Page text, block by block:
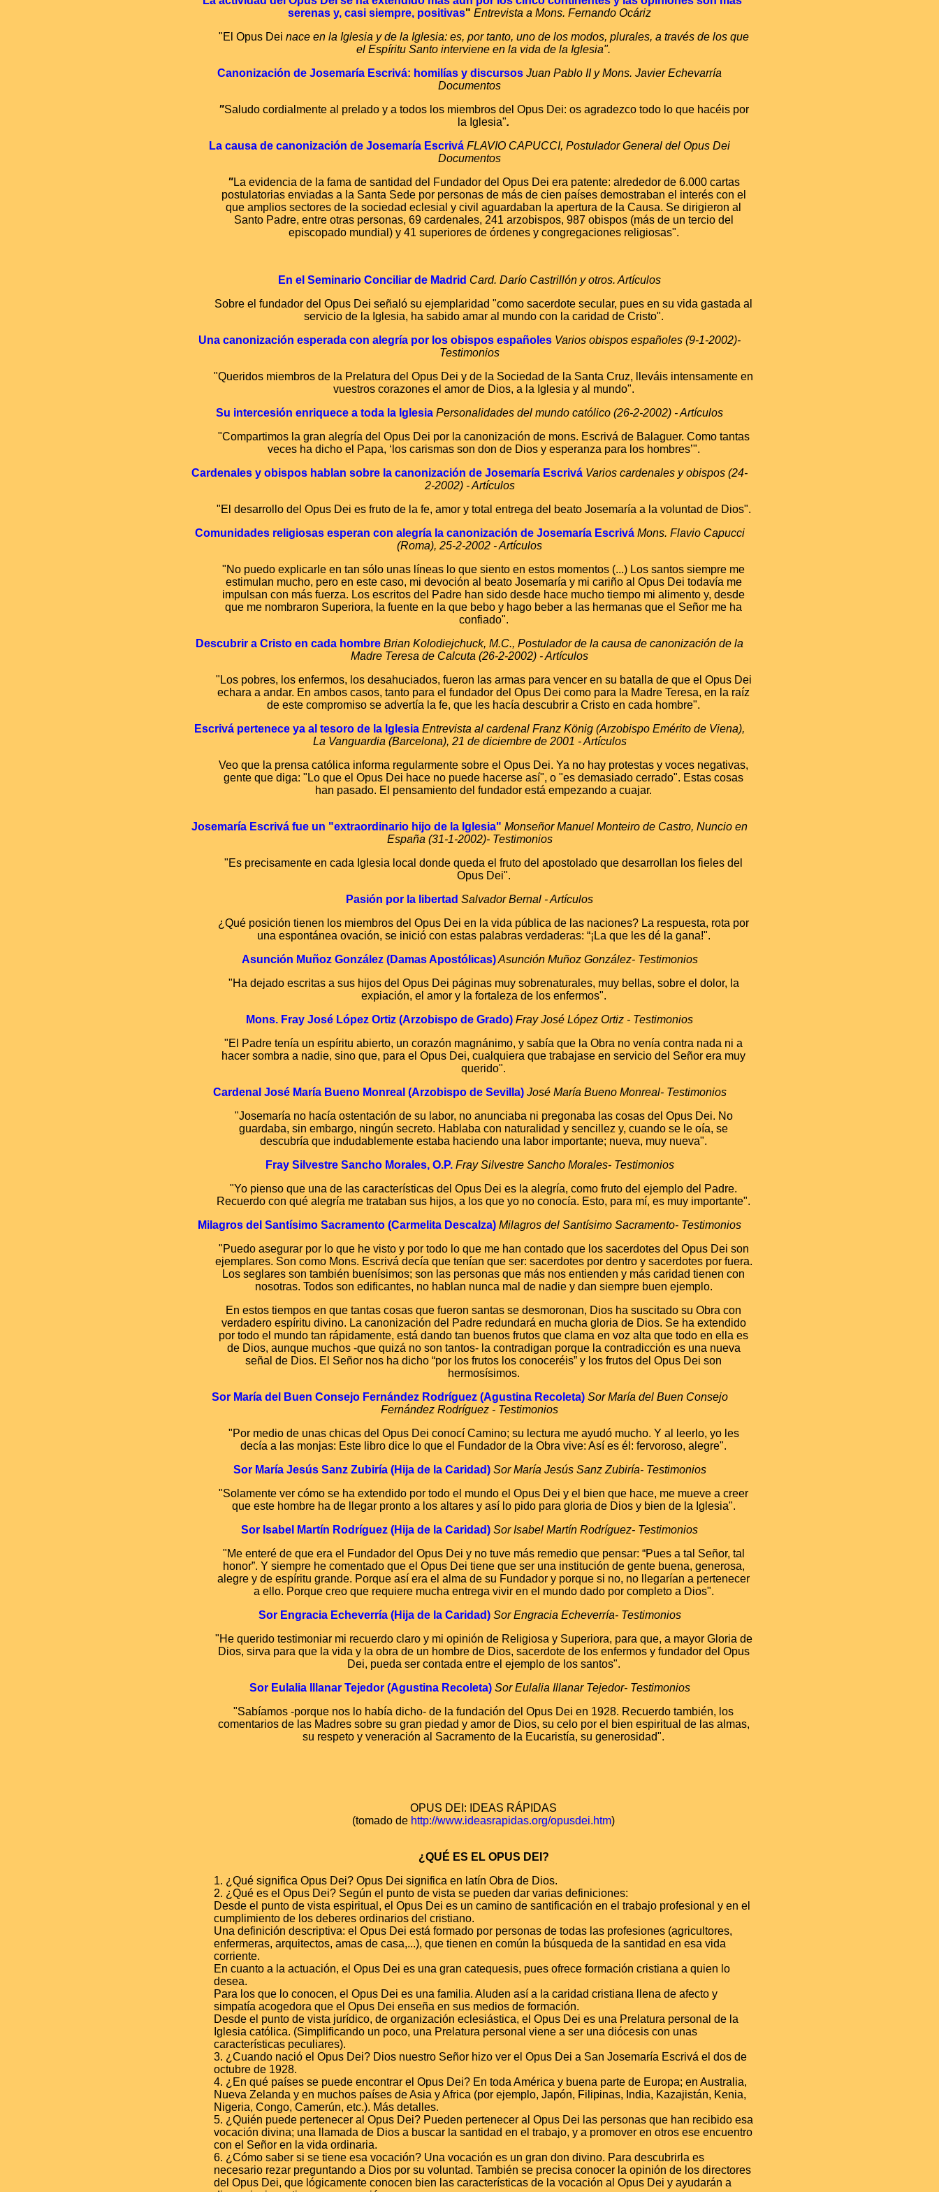
serenas y, casi siempre, positivas" Entrevista a Mons. Fernando Ocáriz
"El Opus Dei nace en la Iglesia y de la Iglesia: es, por tanto, uno de los modos, plurales, a través de los que
el Espíritu Santo interviene en la vida de la Iglesia".
Canonización de Josemaría Escrivá: homilías y discursos Juan Pablo II y Mons. Javier Echevarría
Documentos
"Saludo cordialmente al prelado y a todos los miembros del Opus Dei: os agradezco todo lo que hacéis por
la Iglesia".
La causa de canonización de Josemaría Escrivá FLAVIO CAPUCCI, Postulador General del Opus Dei
Documentos
"La evidencia de la fama de santidad del Fundador del Opus Dei era patente: alrededor de 6.000 cartas
postulatorias enviadas a la Santa Sede por personas de más de cien países demostraban el interés con el
que amplios sectores de la sociedad eclesial y civil aguardaban la apertura de la Causa. Se dirigieron al
Santo Padre, entre otras personas, 69 cardenales, 241 arzobispos, 987 obispos (más de un tercio del
episcopado mundial) y 41 superiores de órdenes y congregaciones religiosas".
En el Seminario Conciliar de Madrid Card. Darío Castrillón y otros. Artículos
Sobre el fundador del Opus Dei señaló su ejemplaridad "como sacerdote secular, pues en su vida gastada al
servicio de la Iglesia, ha sabido amar al mundo con la caridad de Cristo".
Una canonización esperada con alegría por los obispos españoles Varios obispos españoles (9-1-2002)-
Testimonios
"Queridos miembros de la Prelatura del Opus Dei y de la Sociedad de la Santa Cruz, lleváis intensamente en
vuestros corazones el amor de Dios, a la Iglesia y al mundo".
Su intercesión enriquece a toda la Iglesia Personalidades del mundo católico (26-2-2002) - Artículos
"Compartimos la gran alegría del Opus Dei por la canonización de mons. Escrivá de Balaguer. Como tantas
veces ha dicho el Papa, ‘los carismas son don de Dios y esperanza para los hombres’".
Cardenales y obispos hablan sobre la canonización de Josemaría Escrivá Varios cardenales y obispos (24-
2-2002) - Artículos
"El desarrollo del Opus Dei es fruto de la fe, amor y total entrega del beato Josemaría a la voluntad de Dios".
Comunidades religiosas esperan con alegría la canonización de Josemaría EscriváMons. Flavio Capucci
(Roma), 25-2-2002 - Artículos
"No puedo explicarle en tan sólo unas líneas lo que siento en estos momentos (...) Los santos siempre me
estimulan mucho, pero en este caso, mi devoción al beato Josemaría y mi cariño al Opus Dei todavía me
impulsan con más fuerza. Los escritos del Padre han sido desde hace mucho tiempo mi alimento y, desde
que me nombraron Superiora, la fuente en la que bebo y hago beber a las hermanas que el Señor me ha
confiado".
Descubrir a Cristo en cada hombre Brian Kolodiejchuck, M.C., Postulador de la causa de canonización de la
Madre Teresa de Calcuta (26-2-2002) - Artículos
"Los pobres, los enfermos, los desahuciados, fueron las armas para vencer en su batalla de que el Opus Dei
echara a andar. En ambos casos, tanto para el fundador del Opus Dei como para la Madre Teresa, en la raíz
de este compromiso se advertía la fe, que les hacía descubrir a Cristo en cada hombre".
Escrivá pertenece ya al tesoro de la Iglesia Entrevista al cardenal Franz König (Arzobispo Emérito de Viena),
La Vanguardia (Barcelona), 21 de diciembre de 2001 - Artículos
Veo que la prensa católica informa regularmente sobre el Opus Dei. Ya no hay protestas y voces negativas,
gente que diga: "Lo que el Opus Dei hace no puede hacerse así", o "es demasiado cerrado". Estas cosas
han pasado. El pensamiento del fundador está empezando a cuajar.
Josemaría Escrivá fue un "extraordinario hijo de la Iglesia" Monseñor Manuel Monteiro de Castro, Nuncio en
España (31-1-2002)- Testimonios
"Es precisamente en cada Iglesia local donde queda el fruto del apostolado que desarrollan los fieles del
Opus Dei".
Pasión por la libertad Salvador Bernal - Artículos
¿Qué posición tienen los miembros del Opus Dei en la vida pública de las naciones? La respuesta, rota por
una espontánea ovación, se inició con estas palabras verdaderas: “¡La que les dé la gana!".
Asunción Muñoz González (Damas Apostólicas)Asunción Muñoz González- Testimonios
"Ha dejado escritas a sus hijos del Opus Dei páginas muy sobrenaturales, muy bellas, sobre el dolor, la
expiación, el amor y la fortaleza de los enfermos".
Mons. Fray José López Ortiz (Arzobispo de Grado) Fray José López Ortiz - Testimonios
"El Padre tenía un espíritu abierto, un corazón magnánimo, y sabía que la Obra no venía contra nada ni a
hacer sombra a nadie, sino que, para el Opus Dei, cualquiera que trabajase en servicio del Señor era muy
querido".
Cardenal José María Bueno Monreal (Arzobispo de Sevilla)José María Bueno Monreal- Testimonios
"Josemaría no hacía ostentación de su labor, no anunciaba ni pregonaba las cosas del Opus Dei. No
guardaba, sin embargo, ningún secreto. Hablaba con naturalidad y sencillez y, cuando se le oía, se
descubría que indudablemente estaba haciendo una labor importante; nueva, muy nueva".
Fray Silvestre Sancho Morales, O.P.Fray Silvestre Sancho Morales- Testimonios
"Yo pienso que una de las características del Opus Dei es la alegría, como fruto del ejemplo del Padre.
Recuerdo con qué alegría me trataban sus hijos, a los que yo no conocía. Esto, para mí, es muy importante".
Milagros del Santísimo Sacramento (Carmelita Descalza) Milagros del Santísimo Sacramento- Testimonios
"Puedo asegurar por lo que he visto y por todo lo que me han contado que los sacerdotes del Opus Dei son
ejemplares. Son como Mons. Escrivá decía que tenían que ser: sacerdotes por dentro y sacerdotes por fuera.
Los seglares son también buenísimos; son las personas que más nos entienden y más caridad tienen con
nosotras. Todos son edificantes, no hablan nunca mal de nadie y dan siempre buen ejemplo.
En estos tiempos en que tantas cosas que fueron santas se desmoronan, Dios ha suscitado su Obra con
verdadero espíritu divino. La canonización del Padre redundará en mucha gloria de Dios. Se ha extendido
por todo el mundo tan rápidamente, está dando tan buenos frutos que clama en voz alta que todo en ella es
de Dios, aunque muchos -que quizá no son tantos- la contradigan porque la contradicción es una nueva
señal de Dios. El Señor nos ha dicho “por los frutos los conoceréis” y los frutos del Opus Dei son
hermosísimos.
Sor María del Buen Consejo Fernández Rodríguez (Agustina Recoleta)Sor María del Buen Consejo
Fernández Rodríguez - Testimonios
"Por medio de unas chicas del Opus Dei conocí Camino; su lectura me ayudó mucho. Y al leerlo, yo les
decía a las monjas: Este libro dice lo que el Fundador de la Obra vive: Así es él: fervoroso, alegre".
Sor María Jesús Sanz Zubiría (Hija de la Caridad)Sor María Jesús Sanz Zubiría- Testimonios
"Solamente ver cómo se ha extendido por todo el mundo el Opus Dei y el bien que hace, me mueve a creer
que este hombre ha de llegar pronto a los altares y así lo pido para gloria de Dios y bien de la Iglesia".
Sor Isabel Martín Rodríguez (Hija de la Caridad) Sor Isabel Martín Rodríguez- Testimonios
"Me enteré de que era el Fundador del Opus Dei y no tuve más remedio que pensar: “Pues a tal Señor, tal
honor”. Y siempre he comentado que el Opus Dei tiene que ser una institución de gente buena, generosa,
alegre y de espíritu grande. Porque así era el alma de su Fundador y porque si no, no llegarían a pertenecer
a ello. Porque creo que requiere mucha entrega vivir en el mundo dado por completo a Dios".
Sor Engracia Echeverría (Hija de la Caridad)Sor Engracia Echeverría- Testimonios
"He querido testimoniar mi recuerdo claro y mi opinión de Religiosa y Superiora, para que, a mayor Gloria de
Dios, sirva para que la vida y la obra de un hombre de Dios, sacerdote de los enfermos y fundador del Opus
Dei, pueda ser contada entre el ejemplo de los santos".
Sor Eulalia Illanar Tejedor (Agustina Recoleta)Sor Eulalia Illanar Tejedor- Testimonios
"Sabíamos -porque nos lo había dicho- de la fundación del Opus Dei en 1928. Recuerdo también, los
comentarios de las Madres sobre su gran piedad y amor de Dios, su celo por el bien espiritual de las almas,
su respeto y veneración al Sacramento de la Eucaristía, su generosidad".
OPUS DEI: IDEAS RÁPIDAS
(tomado de http://www.ideasrapidas.org/opusdei.htm)
¿QUÉ ES EL OPUS DEI?
1. ¿Qué significa Opus Dei? Opus Dei significa en latín Obra de Dios.
2. ¿Qué es el Opus Dei? Según el punto de vista se pueden dar varias definiciones:
Desde el punto de vista espiritual, el Opus Dei es un camino de santificación en el trabajo profesional y en el
cumplimiento de los deberes ordinarios del cristiano.
Una definición descriptiva: el Opus Dei está formado por personas de todas las profesiones (agricultores,
enfermeras, arquitectos, amas de casa,...), que tienen en común la búsqueda de la santidad en esa vida
corriente.
En cuanto a la actuación, el Opus Dei es una gran catequesis, pues ofrece formación cristiana a quien lo
desea.
Para los que lo conocen, el Opus Dei es una familia. Aluden así a la caridad cristiana llena de afecto y
simpatía acogedora que el Opus Dei enseña en sus medios de formación.
Desde el punto de vista jurídico, de organización eclesiástica, el Opus Dei es una Prelatura personal de la
Iglesia católica. (Simplificando un poco, una Prelatura personal viene a ser una diócesis con unas
características peculiares).
3. ¿Cuando nació el Opus Dei? Dios nuestro Señor hizo ver el Opus Dei a San Josemaría Escrivá el dos de
octubre de 1928.
4. ¿En qué países se puede encontrar el Opus Dei? En toda América y buena parte de Europa; en Australia,
Nueva Zelanda y en muchos países de Asia y Africa (por ejemplo, Japón, Filipinas, India, Kazajistán, Kenia,
Nigeria, Congo, Camerún, etc.). Más detalles.
5. ¿Quién puede pertenecer al Opus Dei? Pueden pertenecer al Opus Dei las personas que han recibido esa
vocación divina; una llamada de Dios a buscar la santidad en el trabajo, y a promover en otros ese encuentro
con el Señor en la vida ordinaria.
6. ¿Cómo saber si se tiene esa vocación? Una vocación es un gran don divino. Para descubrirla es
necesario rezar preguntando a Dios por su voluntad. También se precisa conocer la opinión de los directores
del Opus Dei, que lógicamente conocen bien las características de la vocación al Opus Dei y ayudarán a